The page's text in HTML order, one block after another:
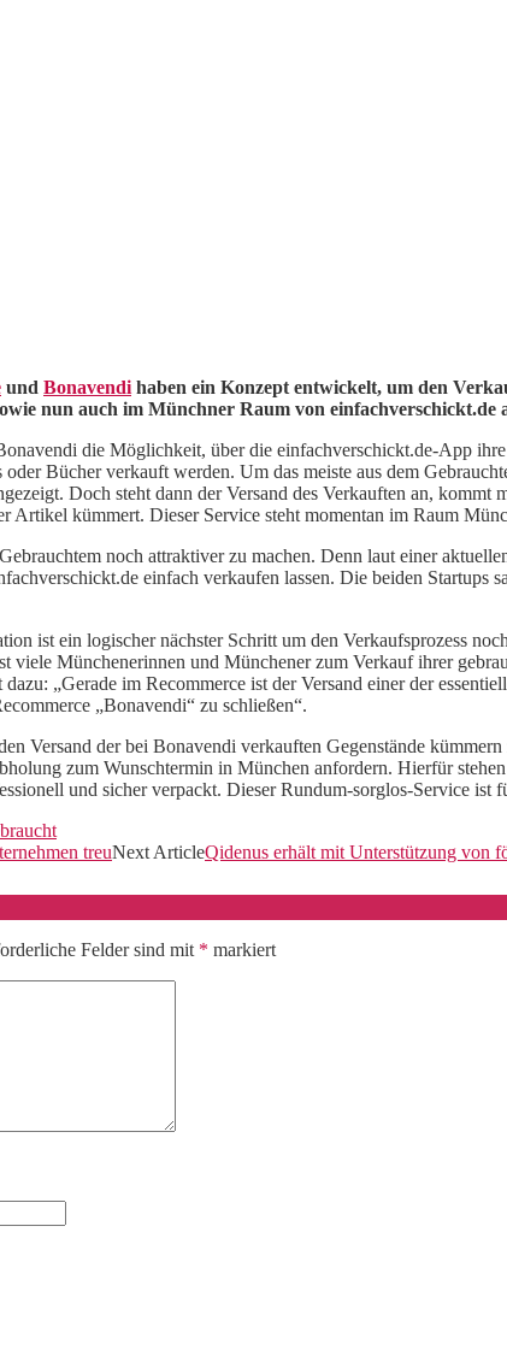
und Bonavendi haben ein Konzept entwickelt, um den
nun auch im Münchner Raum von einfachverschickt.de
die Möglichkeit, über die einfachverschickt.de-App
Bücher verkauft werden. Um das meiste aus dem
Doch steht dann der Versand des Verkauften an,
Artikel kümmert. Dieser Service steht momentan im Raum
noch attraktiver zu machen. Denn laut einer
einfach verkaufen lassen. Die beiden Startups
ist ein logischer nächster Schritt um den Verkaufsprozess
viele Münchenerinnen und Münchener zum Verkauf ihrer
„Gerade im Recommerce ist der Versand einer der
„Bonavendi“ zu schließen“.
Versand der bei Bonavendi verkauften Gegenstände
zum Wunschtermin in München anfordern. Hierfür
und sicher verpackt. Dieser Rundum-sorglos-Service
treuNext ArticleQidenus erhält mit Unterstützung von
Felder sind mit * markiert